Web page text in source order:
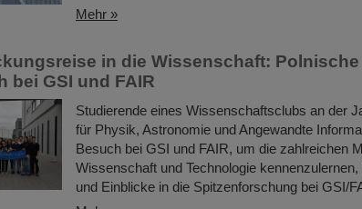
Mehr »
in die Wissenschaft:
bei GSI und FAIR
Studierende eines Wissenschaftsclubs an der
für Physik, Astronomie und Angewandte
Besuch bei GSI und FAIR, um die zahlreichen
Wissenschaft und Technologie
und Einblicke in die Spitzenforschung bei GSI/